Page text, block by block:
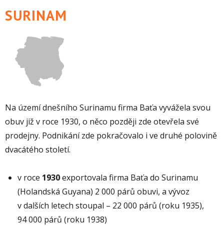
SURINAM
Na území dnešního Surinamu firma Baťa vyvážela svou
obuv již v roce 1930, o něco později zde otevřela své
prodejny. Podnikání zde pokračovalo i ve druhé polovině
dvacátého století.
v roce 1930exportovala firma Baťa do Surinamu
(Holandská Guyana) 2 000 párů obuvi, a vývoz
v dalších letech stoupal – 22 000 párů (roku 1935),
94 000 párů (roku 1938)